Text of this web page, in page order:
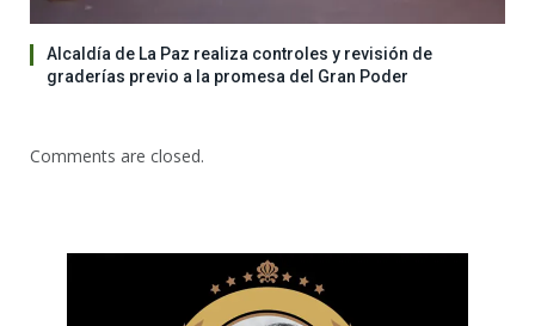
Alcaldía de La Paz realiza controles y revisión de
graderías previo a la promesa del Gran Poder
Comments are closed.